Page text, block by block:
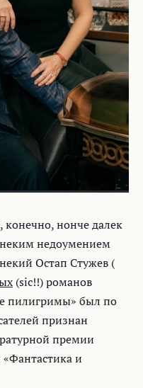
конечно, нонче далек
неким недоумением
Остап Стужев (
(sic!!) романов
пилигримы» был по
признан
премии
и